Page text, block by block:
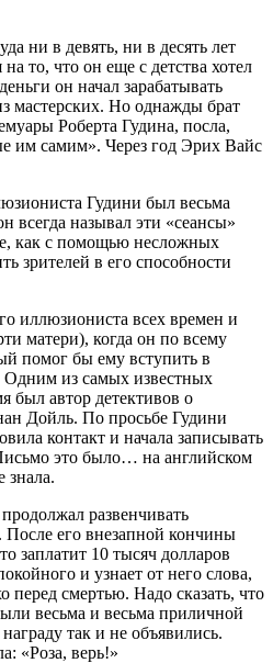
ни в девять, ни в десять лет
то, что он еще с детства хотел
он начал зарабатывать
мастерских. Но однажды брат
Роберта Гудина, посла,
им самим». Через год Эрих Вайс
Гудини был весьма
называл эти «сеансы»
как с помощью несложных
зрителей в его способности
иллюзиониста всех времен и
матери), когда он по всему
помог бы ему вступить в
Одним из самых известных
был автор детективов о
Дойль. По просьбе Гудини
контакт и начала записывать
это было… на английском
знала.
развенчивать
После его внезапной кончины
заплатит 10 тысяч долларов
и узнает от него слова,
перед смертью. Надо сказать, что
весьма и весьма приличной
так и не объявились.
«Роза, верь!»